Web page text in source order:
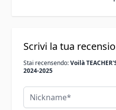
Scrivi la tua
Stai recensendo:Voilà
2024-2025
Nickname